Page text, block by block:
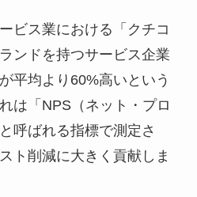
ビス業における「クチコ
ンドを持つサービス企業
平均より60%高いという
は「NPS（ネット・プロ
呼ばれる指標で測定さ
ト削減に大きく貢献しま